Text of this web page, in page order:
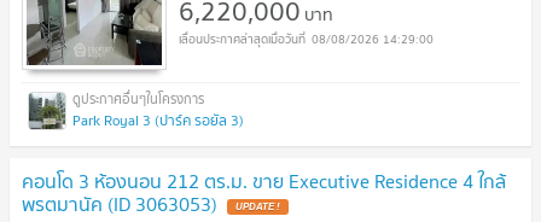
6,220,000 บาท
08/08/2026 14:29:00
Park Royal 3 (ปาร์ค รอยัล 3)
คอนโด 3 ห้องนอน 212 ตร.ม. ขาย Executive Residence 4 ใกล้
พรตมานัค (ID 3063053) UPDATE !